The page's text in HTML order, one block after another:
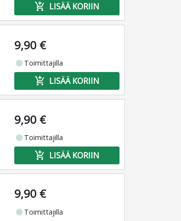
add_shopping_cart LISÄÄ KORIIN
9,90 €
fiber_manual_record Toimittajilla
add_shopping_cart LISÄÄ KORIIN
9,90 €
fiber_manual_record Toimittajilla
add_shopping_cart LISÄÄ KORIIN
9,90 €
fiber_manual_record Toimittajilla